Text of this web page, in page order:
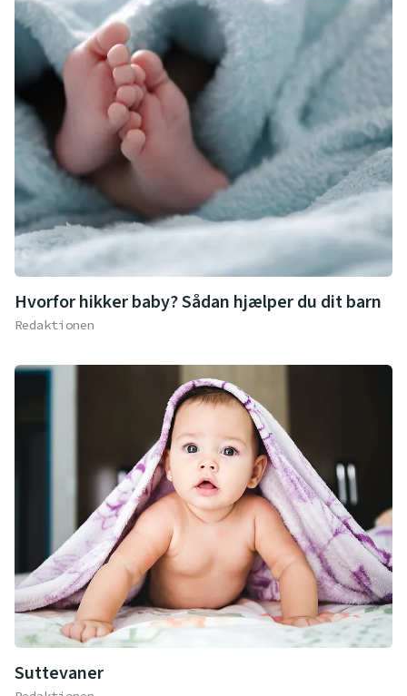
Hvorfor hikker baby? Sådan hjælper du dit barn
Redaktionen
Suttevaner